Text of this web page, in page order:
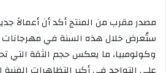
مصدر مقرب من المنتج أكد أن أعمالاً
ستُعرض خلال هذه السنة في مهرجانات
وكولومبيا، ما يعكس حجم الثقة التي